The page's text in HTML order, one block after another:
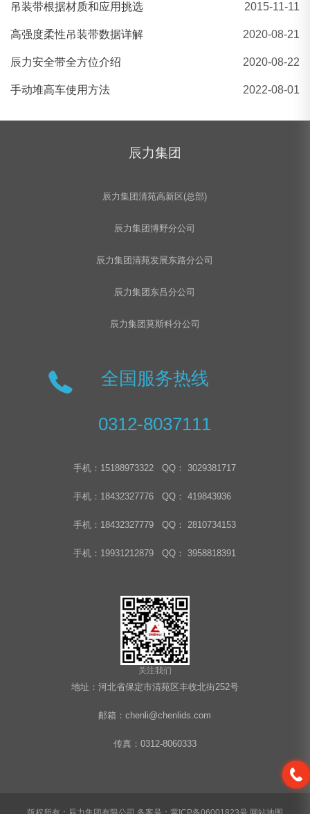
吊装带根据材质和应用挑选 2015-11-11
高强度柔性吊装带数据详解 2020-08-21
辰力安全带全方位介绍 2020-08-22
手动堆高车使用方法 2022-08-01
辰力集团
辰力集团清苑高新区(总部)
辰力集团博野分公司
辰力集团清苑发展东路分公司
辰力集团东吕分公司
辰力集团莫斯科分公司
全国服务热线
0312-8037111
手机：15188973322 QQ： 3029381717
手机：18432327776 QQ： 419843936
手机：18432327779 QQ： 2810734153
手机：19931212879 QQ： 3958818391
关注我们
地址：河北省保定市清苑区丰收北街252号
邮箱：chenli@chenlids.com
传真：0312-8060333